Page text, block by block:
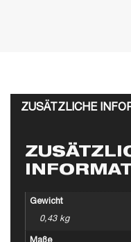
ZUSÄTZLICHE
Gewicht
0,43 kg